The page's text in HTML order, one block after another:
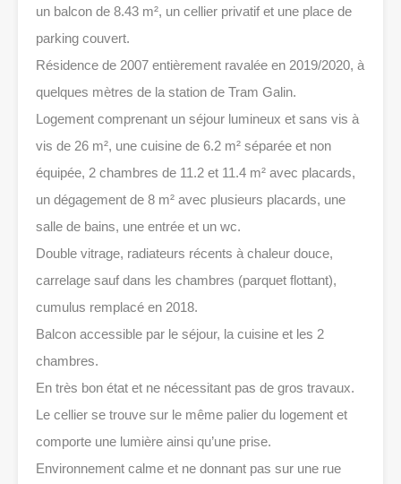
un balcon de 8.43 m², un cellier privatif et une place de
parking couvert.
Résidence de 2007 entièrement ravalée en 2019/2020, à
quelques mètres de la station de Tram Galin.
Logement comprenant un séjour lumineux et sans vis à
vis de 26 m², une cuisine de 6.2 m² séparée et non
équipée, 2 chambres de 11.2 et 11.4 m² avec placards,
un dégagement de 8 m² avec plusieurs placards, une
salle de bains, une entrée et un wc.
Double vitrage, radiateurs récents à chaleur douce,
carrelage sauf dans les chambres (parquet flottant),
cumulus remplacé en 2018.
Balcon accessible par le séjour, la cuisine et les 2
chambres.
En très bon état et ne nécessitant pas de gros travaux.
Le cellier se trouve sur le même palier du logement et
comporte une lumière ainsi qu’une prise.
Environnement calme et ne donnant pas sur une rue